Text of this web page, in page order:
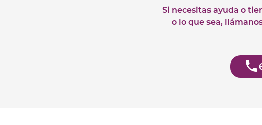
Si necesitas ayuda o
o lo que sea,